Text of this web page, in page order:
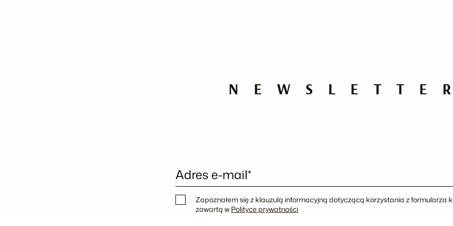
Adres e-mail*
Zapoznałem się z klauzulą informacyjną dotyczącą korzystania z formularza
zawartą w Polityce prywatności